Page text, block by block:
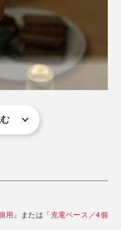
8cm」をセットした状態
は小さな白色LEDが灯
。充電ベースに並ぶ姿
ャンドル”を目指して磨
合わせて自動で点灯。
たどりつけます。
スマホも自然と手放せ
用 」または「充電ベース／4個